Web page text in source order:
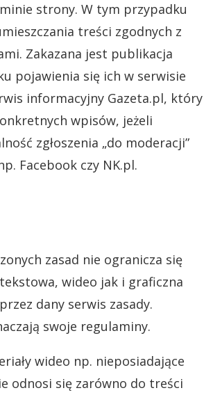
strony. W tym przypadku
treści zgodnych z
Zakazana jest publikacja
pojawienia się ich w serwisie
informacyjny Gazeta.pl, który
wpisów, jeżeli
zgłoszenia „do moderacji”
Facebook czy NK.pl.
zasad nie ogranicza się
wideo jak i graficzna
dany serwis zasady.
swoje regulaminy.
wideo np. nieposiadające
odnosi się zarówno do treści